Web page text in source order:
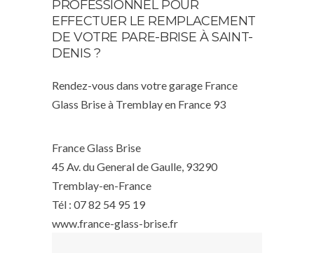
PROFESSIONNEL POUR
EFFECTUER LE REMPLACEMENT
DE VOTRE PARE-BRISE À SAINT-
DENIS ?
Rendez-vous dans votre garage France
Glass Brise à Tremblay en France 93
France Glass Brise
45 Av. du General de Gaulle, 93290
Tremblay-en-France
Tél : 07 82 54 95 19
www.france-glass-brise.fr